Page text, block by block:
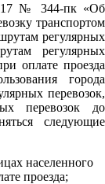
№ 344-пк «Об
транспортом
регулярных
регулярных
оплате проезда
города
перевозок,
перевозок до
следующие
населенного
проезда;